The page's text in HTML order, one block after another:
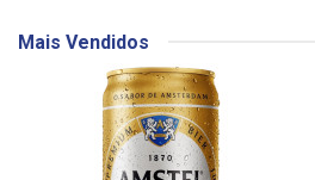
Mais Vendidos